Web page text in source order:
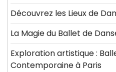
Découvrez les Lieux de
La Magie du Ballet de
Exploration artistique :
Contemporaine à Paris